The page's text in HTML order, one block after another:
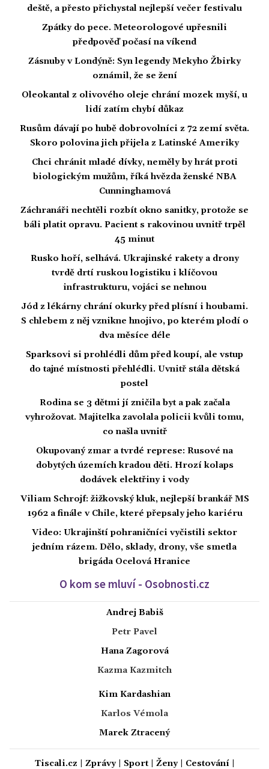
deště, a přesto přichystal nejlepší večer festivalu
Zpátky do pece. Meteorologové upřesnili
předpověď počasí na víkend
Zásnuby v Londýně: Syn legendy Mekyho Žbirky
oznámil, že se žení
Oleokantal z olivového oleje chrání mozek myší, u
lidí zatím chybí důkaz
Rusům dávají po hubě dobrovolníci z 72 zemí světa.
Skoro polovina jich přijela z Latinské Ameriky
Chci chránit mladé dívky, neměly by hrát proti
biologickým mužům, říká hvězda ženské NBA
Cunninghamová
Záchranáři nechtěli rozbít okno sanitky, protože se
báli platit opravu. Pacient s rakovinou uvnitř trpěl
45 minut
Rusko hoří, selhává. Ukrajinské rakety a drony
tvrdě drtí ruskou logistiku i klíčovou
infrastrukturu, vojáci se nehnou
Jód z lékárny chrání okurky před plísní i houbami.
S chlebem z něj vznikne hnojivo, po kterém plodí o
dva měsíce déle
Sparksovi si prohlédli dům před koupí, ale vstup
do tajné místnosti přehlédli. Uvnitř stála dětská
postel
Rodina se 3 dětmi jí zničila byt a pak začala
vyhrožovat. Majitelka zavolala policii kvůli tomu,
co našla uvnitř
Okupovaný zmar a tvrdé represe: Rusové na
dobytých územích kradou děti. Hrozí kolaps
dodávek elektřiny i vody
Viliam Schrojf: žižkovský kluk, nejlepší brankář MS
1962 a finále v Chile, které přepsaly jeho kariéru
Video: Ukrajinští pohraničníci vyčistili sektor
jedním rázem. Dělo, sklady, drony, vše smetla
brigáda Ocelová Hranice
O kom se mluví - Osobnosti.cz
Andrej Babiš
Petr Pavel
Hana Zagorová
Kazma Kazmitch
Kim Kardashian
Karlos Vémola
Marek Ztracený
Tiscali.cz Zprávy| Sport| Ženy| Cestování|